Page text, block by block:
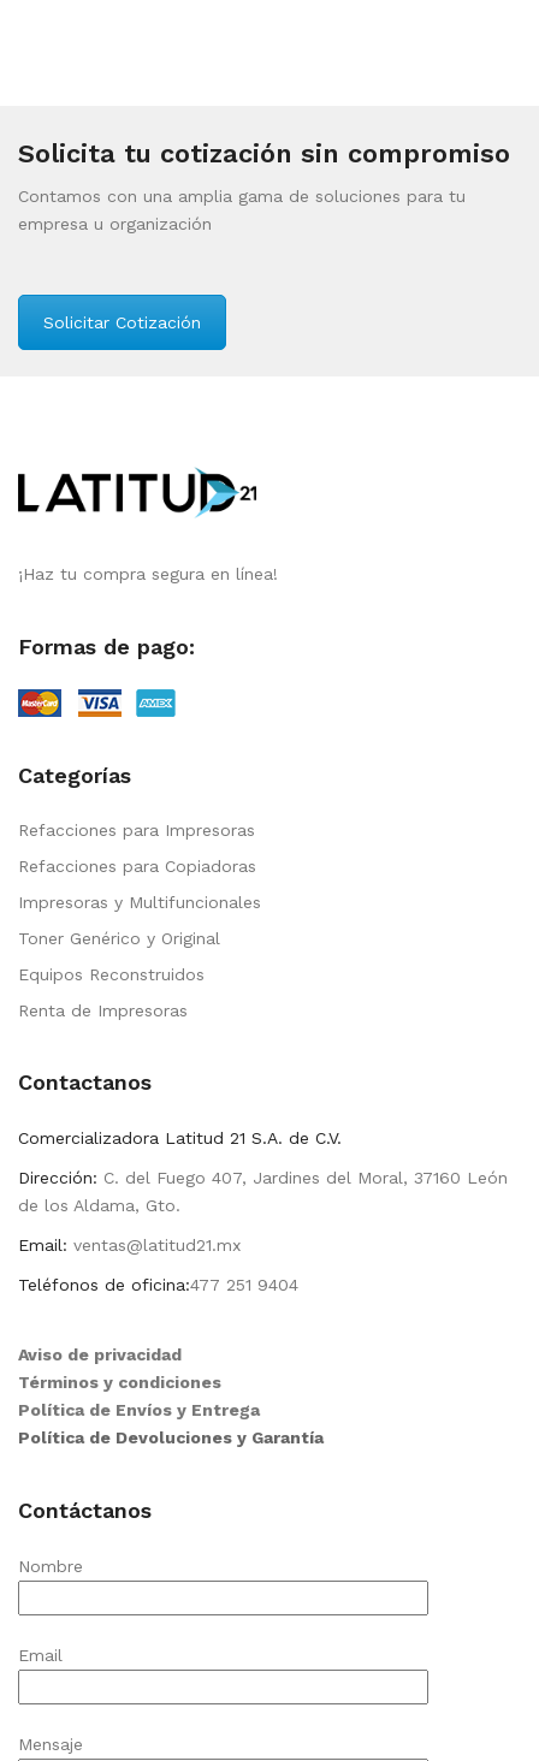
Solicita tu cotización sin compromiso
Contamos con una amplia gama de soluciones para tu
empresa u organización
Solicitar Cotización
¡Haz tu compra segura en línea!
Formas de pago:
Categorías
Refacciones para Impresoras
Refacciones para Copiadoras
Impresoras y Multifuncionales
Toner Genérico y Original
Equipos Reconstruidos
Renta de Impresoras
Contactanos
Comercializadora Latitud 21 S.A. de C.V.
Dirección: C. del Fuego 407, Jardines del Moral, 37160 León
de los Aldama, Gto.
Email: ventas@latitud21.mx
Teléfonos de oficina:477 251 9404
Aviso de privacidad
Términos y condiciones
Política de Envíos y Entrega
Política de Devoluciones y Garantía
Contáctanos
Nombre
Email
Mensaje